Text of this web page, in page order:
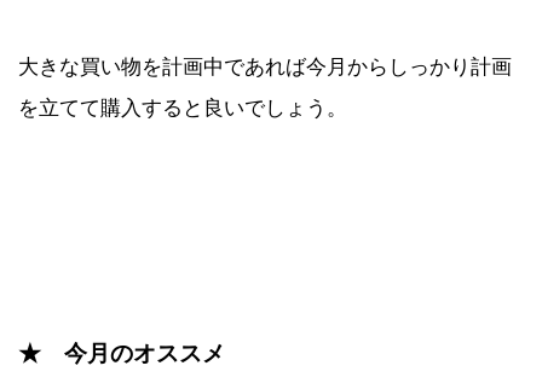
大きな買い物を計画中であれば今月からしっかり計画
を立てて購入すると良いでしょう。
★ 今月のオススメ